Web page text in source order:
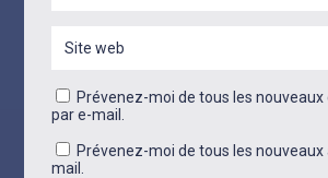
Prévenez-moi de tous les
par e-mail.
Prévenez-moi de tous les nouveaux
mail.